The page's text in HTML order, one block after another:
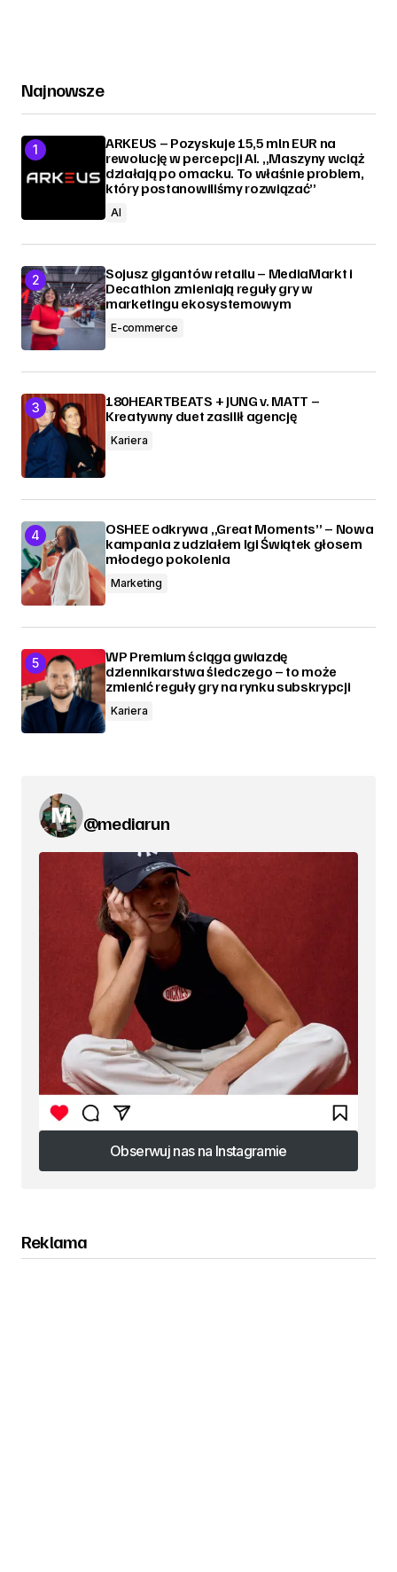
Najnowsze
ARKEUS – Pozyskuje 15,5 mln EUR na
rewolucję w percepcji AI. „Maszyny wciąż
działają po omacku. To właśnie problem,
który postanowiliśmy rozwiązać”
AI
Sojusz gigantów retailu – MediaMarkt i
Decathlon zmieniają reguły gry w
marketingu ekosystemowym
E-commerce
180HEARTBEATS + JUNG v. MATT –
Kreatywny duet zasilił agencję
Kariera
OSHEE odkrywa „Great Moments” – Nowa
kampania z udziałem Igi Świątek głosem
młodego pokolenia
Marketing
WP Premium ściąga gwiazdę
dziennikarstwa śledczego – to może
zmienić reguły gry na rynku subskrypcji
Kariera
@mediarun
Obserwuj nas na Instagramie
Obserwuj nas na Instagramie
Reklama